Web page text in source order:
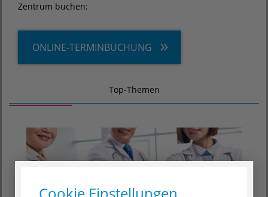
Zentrum buchen:
ONLINE-TERMINBUCHUNG
Top-Themen
Cookie Einstellungen